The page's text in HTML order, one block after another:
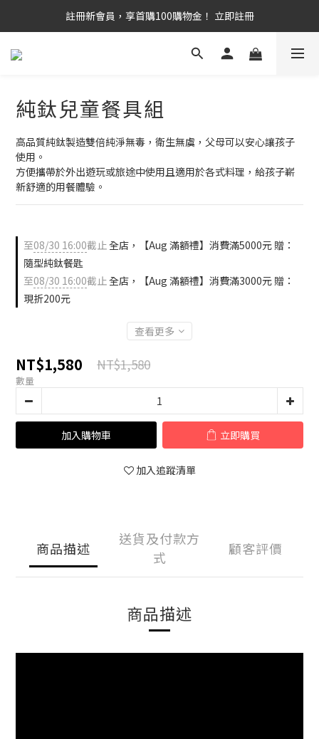
滿 千 免 運   |   官 網 獨 家 優 惠 組   |   滿 額 再 贈 禮
註冊新會員，享首購100購物金！ 立即註冊
滿 千 免 運   |   官 網 獨 家 優 惠 組   |   滿 額 再 贈 禮
純鈦兒童餐具組
高品質純鈦製造雙倍純淨無毒，衛生無虞，父母可以安心讓孩子
使用。
方便攜帶於外出遊玩或旅途中使用且適用於各式料理，給孩子嶄
新舒適的用餐體驗。
至08/30 16:00截止全店，【Aug 滿額禮】消費滿5000元 贈：
隨型純鈦餐匙
至08/30 16:00截止全店，【Aug 滿額禮】消費滿3000元 贈：
現折200元
查看更多
NT$1,580 NT$1,580
數量
加入購物車 立即購買
加入追蹤清單
商品描述
送貨及付款方
式
顧客評價
商品描述